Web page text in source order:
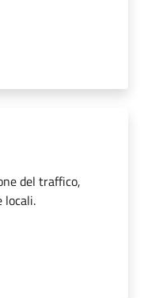
del traffico,
locali.